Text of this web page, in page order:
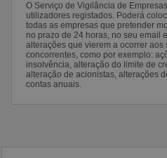
O Serviço de Vigilância de
utilizadores registados. Poderá
todas as empresas que pretender
no prazo de 24 horas, no seu email
alterações que vierem a ocorrer aos
concorrentes, como por exemplo:
insolvência, alteração do limite de
alteração de acionistas, alterações
contas anuais.